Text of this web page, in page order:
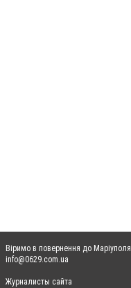
Віримо в повернення до Маріуполя
info@0629.com.ua
Журналисты сайта